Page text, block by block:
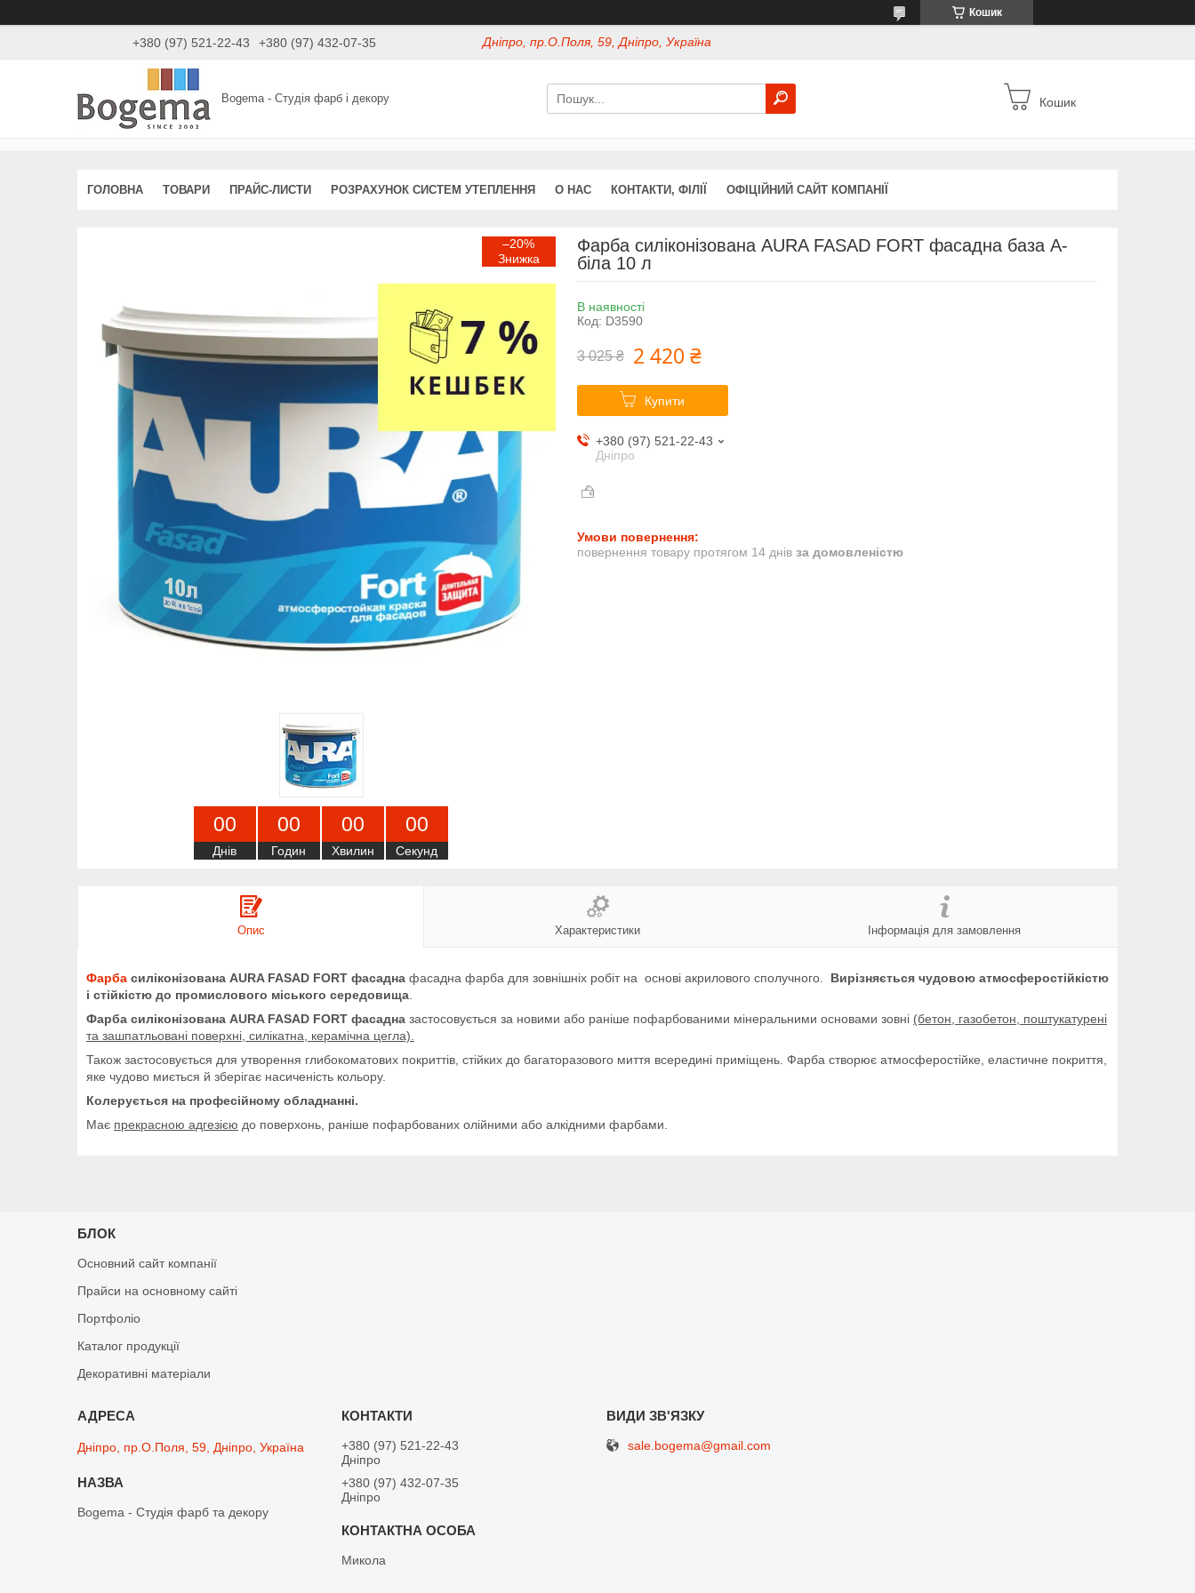
Кошик
+380 (97) 521-22-43 +380 (97) 432-07-35 Дніпро, пр.О.Поля, 59, Дніпро, Україна
Bogema - Студія фарб і декору Кошик
ГОЛОВНА ТОВАРИ ПРАЙС-ЛИСТИ РОЗРАХУНОК СИСТЕМ УТЕПЛЕННЯ О НАС КОНТАКТИ, ФІЛІЇ ОФІЦІЙНИЙ САЙТ КОМПАНІЇ
–20%
00
Днів
00
Годин
00
Хвилин
00
Секунд
Фарба силіконізована AURA FASAD FORT фасадна база А-
біла 10 л
В наявності
Код: D3590
3 025 ₴ 2 420 ₴
Купити
+380 (97) 521-22-43
Дніпро
повернення товару протягом 14 днів за домовленістю
Опис Характеристики Інформація для замовлення
Фарба силіконізована AURA FASAD FORT фасадна фасадна фарба для зовнішніх робіт на основі акрилового сполучного. Вирізняється чудовою атмосферостійкістю
і стійкістю до промислового міського середовища
Фарба силіконізована AURA FASAD FORT фасадна застосовується за новими або раніше пофарбованими мінеральними основами зовні (бетон, газобетон, поштукатурені
та зашпатльовані поверхні, силікатна, керамічна цегла).
Також застосовується для утворення глибокоматових покриттів, стійких до багаторазового миття всередині приміщень. Фарба створює атмосферостійке, еластичне покриття,
яке чудово миється й зберігає насиченість кольору.
Колерується на професійному обладнанні.
Має прекрасною адгезією до поверхонь, раніше пофарбованих олійними або алкідними фарбами.
БЛОК
Основний сайт компанії
Прайси на основному сайті
Портфоліо
Каталог продукції
Декоративні матеріали
Дніпро, пр.О.Поля, 59, Дніпро, Україна
Bogema - Студія фарб та декору
+380 (97) 521-22-43
Дніпро
+380 (97) 432-07-35
Дніпро
Микола
sale.bogema@gmail.com